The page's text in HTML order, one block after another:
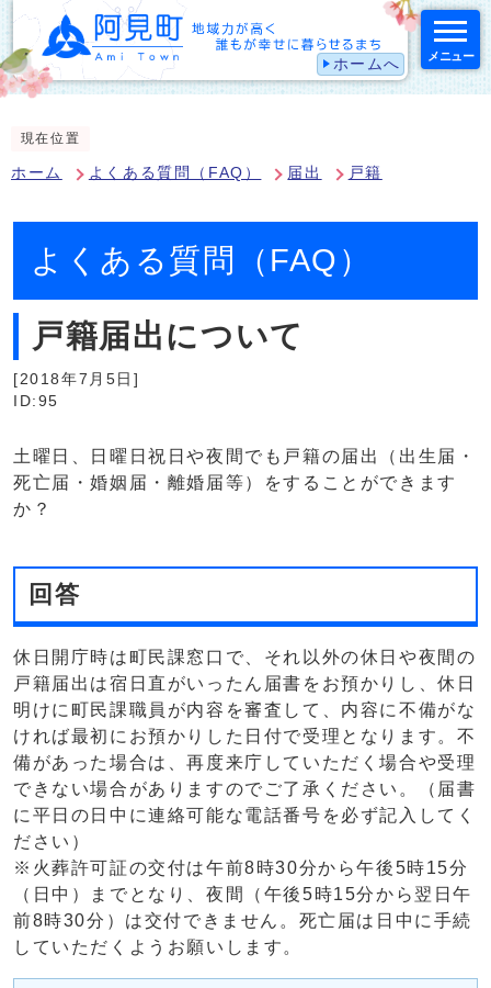
ホームへ メニュー
現在位置
ホーム よくある質問（FAQ） 届出 戸籍
よくある質問（FAQ）
戸籍届出について
[2018年7月5日]
ID:95
土曜日、日曜日祝日や夜間でも戸籍の届出（出生届・
死亡届・婚姻届・離婚届等）をすることができます
か？
回答
休日開庁時は町民課窓口で、それ以外の休日や夜間の
戸籍届出は宿日直がいったん届書をお預かりし、休日
明けに町民課職員が内容を審査して、内容に不備がな
ければ最初にお預かりした日付で受理となります。不
備があった場合は、再度来庁していただく場合や受理
できない場合がありますのでご了承ください。（届書
に平日の日中に連絡可能な電話番号を必ず記入してく
ださい）
※火葬許可証の交付は午前8時30分から午後5時15分
（日中）までとなり、夜間（午後5時15分から翌日午
前8時30分）は交付できません。死亡届は日中に手続
していただくようお願いします。